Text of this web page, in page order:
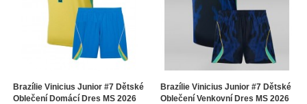
Brazílie Vinicius Junior #7 Dětské
Oblečení Domácí Dres MS 2026
Brazílie Vinicius Junior #7 Dětské
Oblečení Venkovní Dres MS 2026